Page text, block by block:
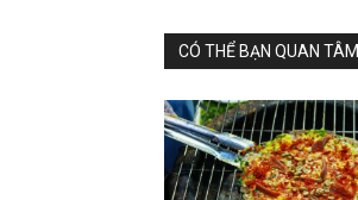
CÓ THỂ BẠN QUAN TÂM